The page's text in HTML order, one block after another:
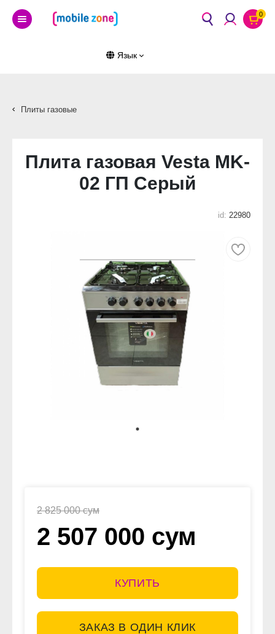
0
Язык
Плиты газовые
Плита газовая Vesta MK-
02 ГП Серый
id: 22980
2 825 000 сум
2 507 000 сум
КУПИТЬ
ЗАКАЗ В ОДИН КЛИК